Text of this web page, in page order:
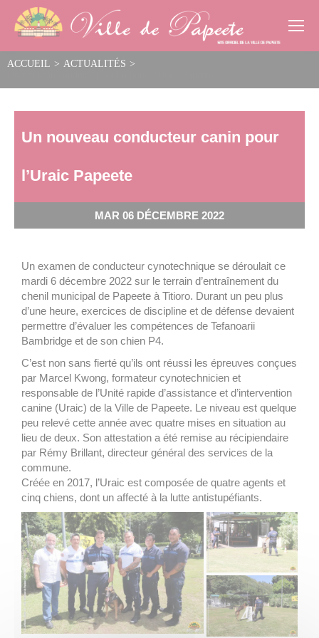
ACCUEIL > ACTUALITÉS >
Un nouveau conducteur canin pour
l’Uraic Papeete
MAR 06 DÉCEMBRE 2022
Un examen de conducteur cynotechnique se déroulait ce
mardi 6 décembre 2022 sur le terrain d’entraînement du
chenil municipal de Papeete à Titioro. Durant un peu plus
d’une heure, exercices de discipline et de défense devaient
permettre d’évaluer les compétences de Tefanoarii
Bambridge et de son chien P4.
C’est non sans fierté qu’ils ont réussi les épreuves conçues
par Marcel Kwong, formateur cynotechnicien et
responsable de l’Unité rapide d’assistance et d’intervention
canine (Uraic) de la Ville de Papeete. Le niveau est quelque
peu relevé cette année avec quatre mises en situation au
lieu de deux. Son attestation a été remise au récipiendaire
par Rémy Brillant, directeur général des services de la
commune.
Créée en 2017, l’Uraic est composée de quatre agents et
cinq chiens, dont un affecté à la lutte antistupéfiants.
Cookies management panel